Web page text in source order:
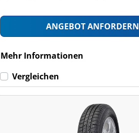
ANGEBOT ANFORDERN
Mehr Informationen
Vergleichen